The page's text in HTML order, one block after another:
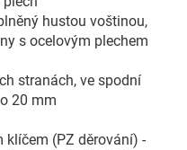
hustou voštinou,
s ocelovým plechem
stranách, ve spodní
20 mm
klíčem (PZ děrování) -